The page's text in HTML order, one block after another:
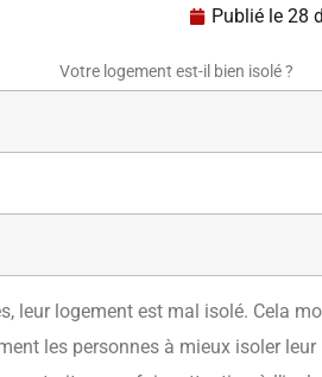
Publié le 28
Votre logement est-il bien isolé ?
leur logement est mal isolé. Cela
les personnes à mieux isoler